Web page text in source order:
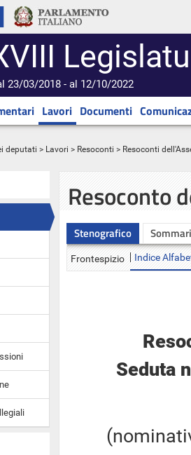
23/03/2018 - al 12/10/2022
Lavori Documenti
deputati > Lavori > Resoconti > Resoconti
Resoconto
Stenografico
Frontespizio Indice
Seduta